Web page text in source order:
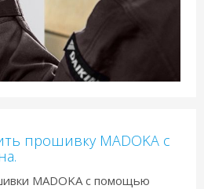
прошивку MADOKA с
MADOKA с помощью